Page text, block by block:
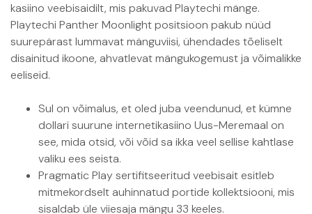
kasiino veebisaidilt, mis pakuvad Playtechi mänge.
Playtechi Panther Moonlight positsioon pakub nüüd
suurepärast lummavat mänguviisi, ühendades tõeliselt
disainitud ikoone, ahvatlevat mängukogemust ja võimalikke
eeliseid.
Sul on võimalus, et oled juba veendunud, et kümne
dollari suurune internetikasiino Uus-Meremaal on
see, mida otsid, või võid sa ikka veel sellise kahtlase
valiku ees seista.
Pragmatic Play sertifitseeritud veebisait esitleb
mitmekordselt auhinnatud portide kollektsiooni, mis
sisaldab üle viiesaja mängu 33 keeles.